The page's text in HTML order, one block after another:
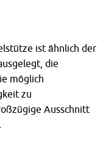
ist ähnlich der
die
möglich
zu
Ausschnitt